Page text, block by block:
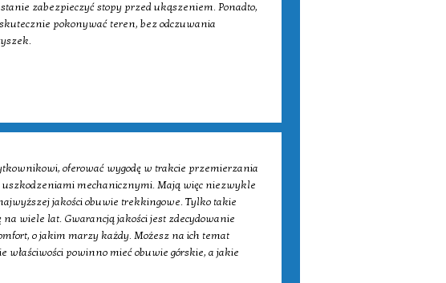
zabezpieczyć stopy przed ukąszeniem. Ponadto,
pokonywać teren, bez odczuwania
oferować wygodę w trakcie przemierzania
mechanicznymi. Mają więc niezwykle
jakości obuwie trekkingowe. Tylko takie
wiele lat. Gwarancją jakości jest zdecydowanie
o jakim marzy każdy. Możesz na ich temat
właściwości powinno mieć obuwie górskie, a jakie